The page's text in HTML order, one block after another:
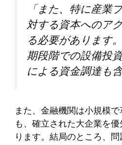
「また、特に産業
対する資本へのア
る必要があります
期段階での設備投
による資金調達も
また、金融機関は小規模
も、確立された大企業を
ります。結局のところ、